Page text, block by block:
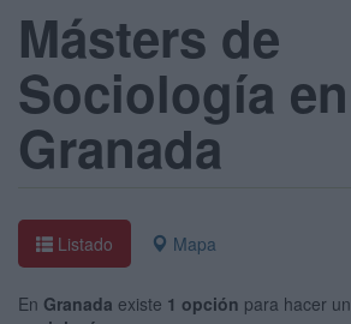
Másters de
Sociología en
Granada
Listado Mapa
En Granada existe 1 opción para hacer un